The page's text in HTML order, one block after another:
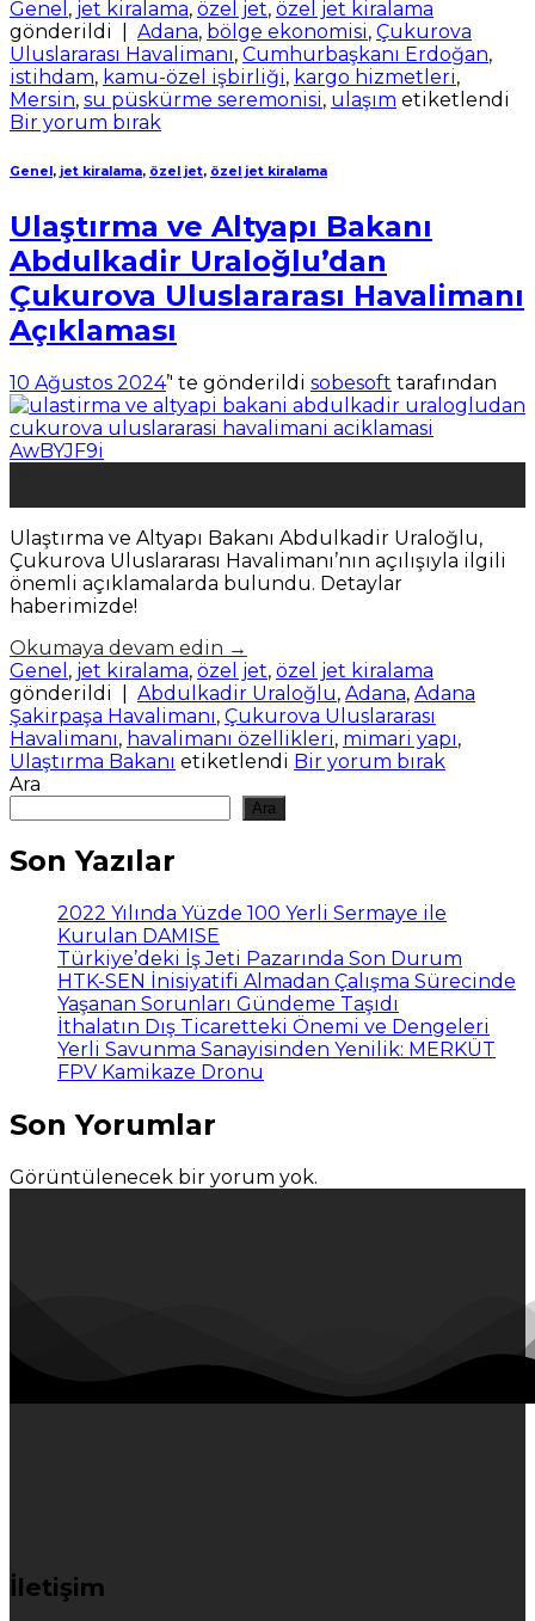
Genel , jet kiralama, özel jet, özel jet kiralama
gönderildi
Adana, bölge ekonomisi, Çukurova
Uluslararası Havalimanı, Cumhurbaşkanı Erdoğan,
istihdam, kamu-özel işbirliği, kargo hizmetleri,
Mersin, su püskürme seremonisi, ulaşım etiketlendi
Bir yorum bırak
Genel, jet kiralama, özel jet, özel jet kiralama
Ulaştırma ve Altyapı Bakanı
Abdulkadir Uraloğlu’dan
Çukurova Uluslararası Havalimanı
Açıklaması
10 Ağustos 2024’' te gönderildi sobesoft tarafından
Ulaştırma ve Altyapı Bakanı Abdulkadir Uraloğlu,
Çukurova Uluslararası Havalimanı’nın açılışıyla ilgili
önemli açıklamalarda bulundu. Detaylar
haberimizde!
Okumaya devam edin →
Genel , jet kiralama, özel jet, özel jet kiralama
gönderildi
Abdulkadir Uraloğlu, Adana, Adana
Şakirpaşa Havalimanı, Çukurova Uluslararası
Havalimanı, havalimanı özellikleri, mimari yapı,
Ulaştırma Bakanı etiketlendi Bir yorum bırak
Ara
Ara
Son Yazılar
2022 Yılında Yüzde 100 Yerli Sermaye ile
Kurulan DAMISE
Türkiye’deki İş Jeti Pazarında Son Durum
HTK-SEN İnisiyatifi Almadan Çalışma Sürecinde
Yaşanan Sorunları Gündeme Taşıdı
İthalatın Dış Ticaretteki Önemi ve Dengeleri
Yerli Savunma Sanayisinden Yenilik: MERKÜT
FPV Kamikaze Dronu
Son Yorumlar
Görüntülenecek bir yorum yok.
İletişim